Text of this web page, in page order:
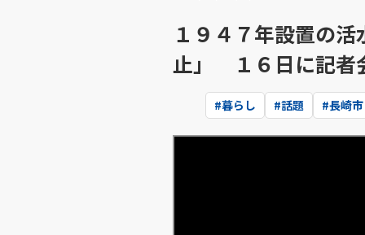
１９４７年設置の
止」 １６日に記者
#暮らし #話題 #長崎市